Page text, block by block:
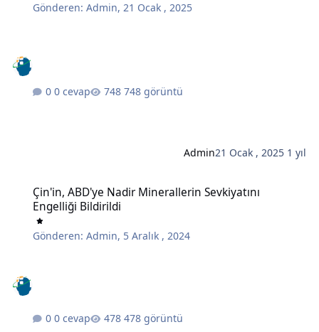
Gönderen:Admin,21 Ocak , 2025
0 cevap 748 görüntü
Admin21 Ocak , 2025 1 yıl
Çin'in, ABD'ye Nadir Minerallerin Sevkiyatını
Engelliği Bildirildi
Gönderen:Admin, 5 Aralık , 2024
0 cevap 478 görüntü